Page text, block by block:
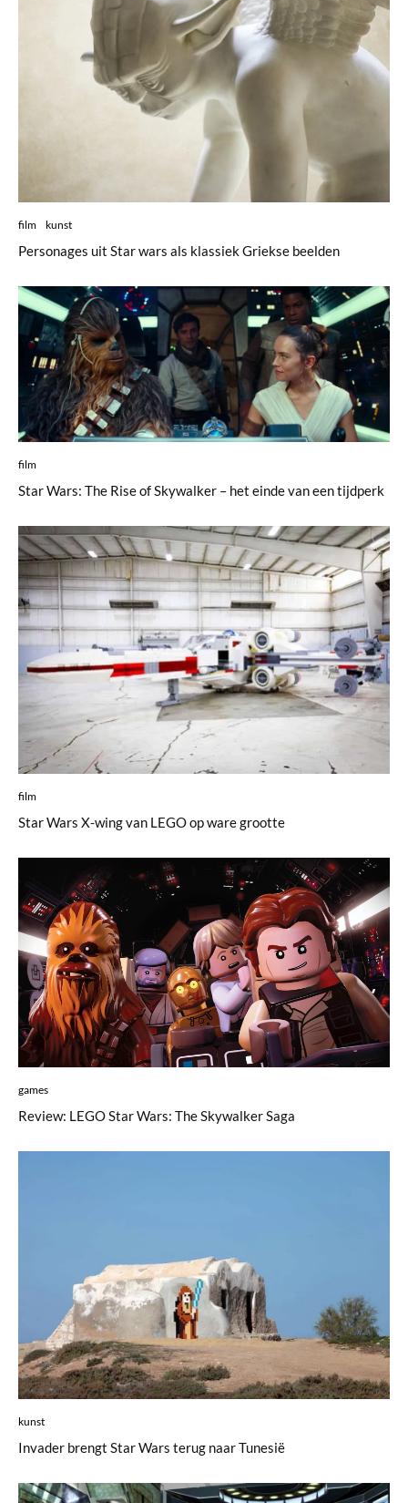
film kunst
Personages uit Star wars als klassiek Griekse beelden
film
Star Wars: The Rise of Skywalker – het einde van een tijdperk
film
Star Wars X-wing van LEGO op ware grootte
games
Review: LEGO Star Wars: The Skywalker Saga
kunst
Invader brengt Star Wars terug naar Tunesië